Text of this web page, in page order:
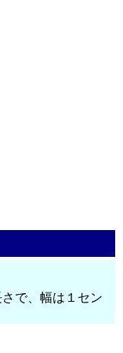
で、幅は１セン